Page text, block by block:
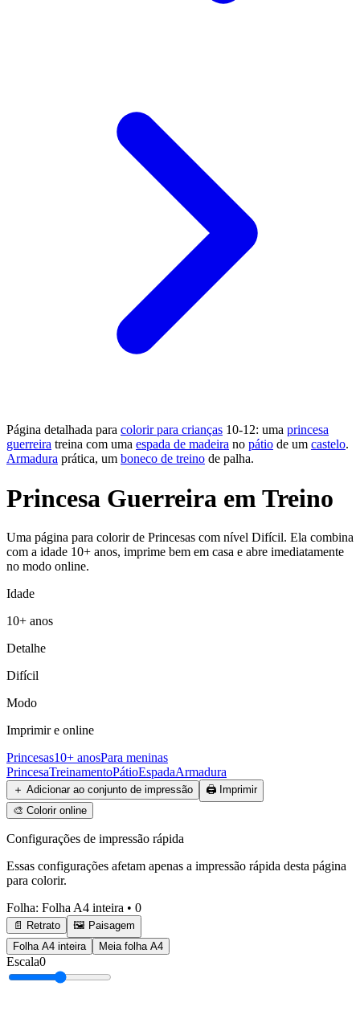
Página detalhada para colorir para crianças 10-12: uma princesa
guerreira treina com uma espada de madeira no pátio de um castelo.
Armadura prática, um boneco de treino de palha.
Princesa Guerreira em Treino
Uma página para colorir de Princesas com nível Difícil. Ela combina
com a idade 10+ anos, imprime bem em casa e abre imediatamente
no modo online.
Idade
10+ anos
Detalhe
Difícil
Modo
Imprimir e online
Princesas10+ anosPara meninas
PrincesaTreinamentoPátioEspadaArmadura
＋ Adicionar ao conjunto de impressão 🖨️ Imprimir
🎨 Colorir online
Configurações de impressão rápida
Essas configurações afetam apenas a impressão rápida desta página
para colorir.
Folha: Folha A4 inteira • 0
📄 Retrato
🖼️ Paisagem
Folha A4 inteira
Meia folha A4
Escala0